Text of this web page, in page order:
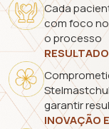
Cada
com foco
o processo
garantir
INOVAÇÃO